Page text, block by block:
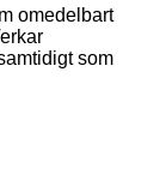
omedelbart
som